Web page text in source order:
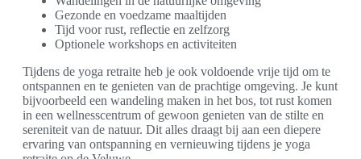
Gezonde en voedzame maaltijden
Tijd voor rust, reflectie en zelfzorg
Optionele workshops en activiteiten
Tijdens de yoga retraite heb je ook voldoende vrije tijd om te
ontspannen en te genieten van de prachtige omgeving. Je kunt
bijvoorbeeld een wandeling maken in het bos, tot rust komen
in een wellnesscentrum of gewoon genieten van de stilte en
sereniteit van de natuur. Dit alles draagt bij aan een diepere
ervaring van ontspanning en vernieuwing tijdens je yoga